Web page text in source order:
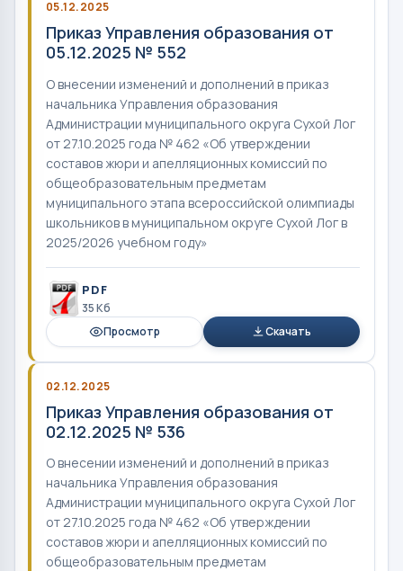
05.12.2025
Приказ Управления образования от
05.12.2025 № 552
О внесении изменений и дополнений в приказ
начальника Управления образования
Администрации муниципального округа Сухой Лог
от 27.10.2025 года № 462 «Об утверждении
составов жюри и апелляционных комиссий по
общеобразовательным предметам
муниципального этапа всероссийской олимпиады
школьников в муниципальном округе Сухой Лог в
2025/2026 учебном году»
PDF
35 Кб
Просмотр
Скачать
02.12.2025
Приказ Управления образования от
02.12.2025 № 536
О внесении изменений и дополнений в приказ
начальника Управления образования
Администрации муниципального округа Сухой Лог
от 27.10.2025 года № 462 «Об утверждении
составов жюри и апелляционных комиссий по
общеобразовательным предметам